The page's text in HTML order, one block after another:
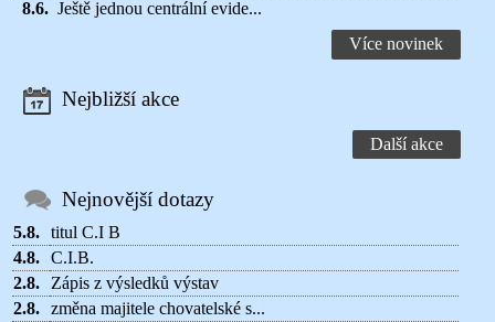
8.6. Ještě jednou centrální evide...
Více novinek
Nejbližší akce
Další akce
Nejnovější dotazy
5.8. titul C.I B
4.8. C.I.B.
2.8.
Zápis z výsledků výstav
2.8. změna majitele chovatelské s...